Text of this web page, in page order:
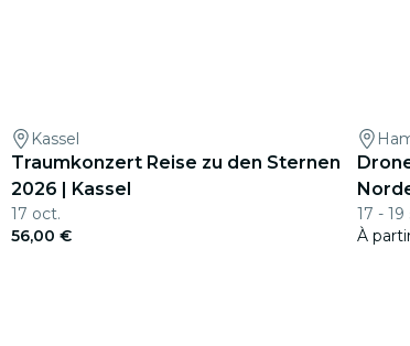
Kassel
Traumkonzert Reise zu den Sternen
2026 | Kassel
17 oct.
56,00 €
17 -
À